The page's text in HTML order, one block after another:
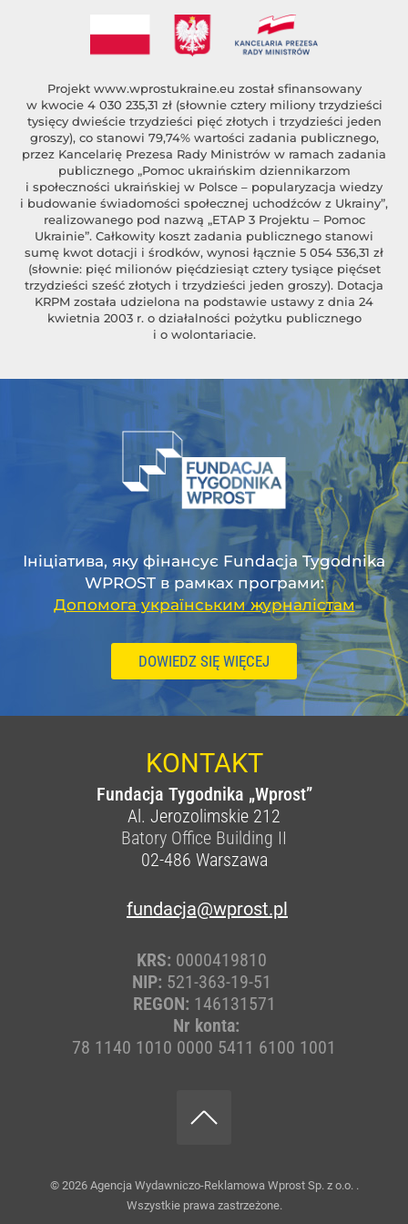
Projekt www.wprostukraine.eu został sfinansowany
w kwocie 4 030 235,31 zł (słownie cztery miliony trzydzieści
tysięcy dwieście trzydzieści pięć złotych i trzydzieści jeden
groszy), co stanowi 79,74% wartości zadania publicznego,
przez Kancelarię Prezesa Rady Ministrów w ramach zadania
publicznego „Pomoc ukraińskim dziennikarzom
i społeczności ukraińskiej w Polsce – popularyzacja wiedzy
i budowanie świadomości społecznej uchodźców z Ukrainy”,
realizowanego pod nazwą „ETAP 3 Projektu – Pomoc
Ukrainie”. Całkowity koszt zadania publicznego stanowi
sumę kwot dotacji i środków, wynosi łącznie 5 054 536,31 zł
(słownie: pięć milionów pięćdziesiąt cztery tysiące pięćset
trzydzieści sześć złotych i trzydzieści jeden groszy). Dotacja
KRPM została udzielona na podstawie ustawy z dnia 24
kwietnia 2003 r. o działalności pożytku publicznego
i o wolontariacie.
Ініціатива, яку фінансує Fundacja Tygodnika
WPROST в рамках програми:
Допомога українським журналістам
DOWIEDZ SIĘ WIĘCEJ
KONTAKT
Fundacja Tygodnika „Wprost”
Al. Jerozolimskie 212
Batory Office Building II
02-486 Warszawa
fundacja@wprost.pl
KRS: 0000419810
NIP: 521-363-19-51
REGON: 146131571
Nr konta:
78 1140 1010 0000 5411 6100 1001
© 2026 Agencja Wydawniczo-Reklamowa Wprost Sp. z o.o. .
Wszystkie prawa zastrzeżone.